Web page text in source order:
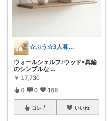
☆ぷう☆3人暮らしの小さな家
ウォールシェルフ♪ウッド×真鍮
のシンプルな ...
￥ 17,730
0 0 168
コレ いいね